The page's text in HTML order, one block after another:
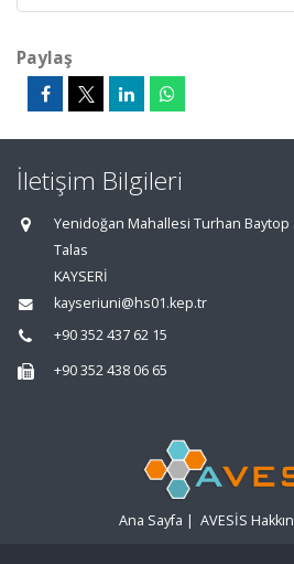
Paylaş
İletişim Bilgileri
Yenidoğan Mahallesi Turhan Baytop
Talas
KAYSERİ
kayseriuni@hs01.kep.tr
+90 352 437 62 15
+90 352 438 06 65
Ana Sayfa | AVESİS